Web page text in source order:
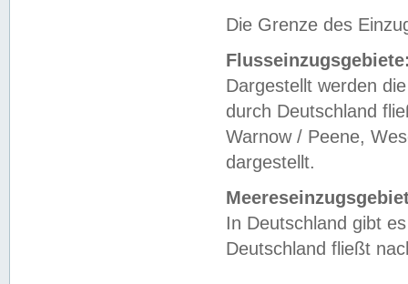
Die Grenze des
Dargestellt werden
durch Deutschland
Warnow / Peene,
dargestellt.
In Deutschland gibt
Deutschland fließt